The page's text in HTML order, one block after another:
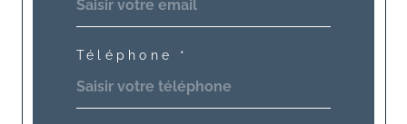
Téléphone *